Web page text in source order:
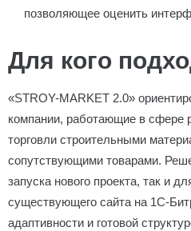
позволяющее оценить
Для кого
«STROY-MARKET 2.0»
компании, работающие в сфере
торговли строительными
сопутствующими товарами.
запуска нового проекта, так и
существующего сайта на 1С-
адаптивности и готовой